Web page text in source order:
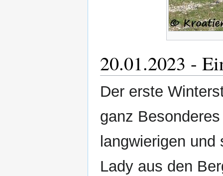
20.01.2023 -
Der erste
ganz
langwierigen
Lady aus den